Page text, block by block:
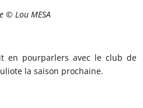
© Lou MESA
en pourparlers avec le club de
la saison prochaine.